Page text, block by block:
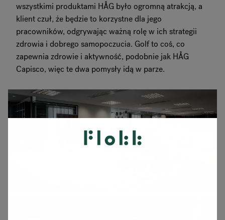
wszystkimi produktami HÅG było ogromną atrakcją, a
klient czuł, że będzie to korzystne dla jego
pracowników, odgrywając ważną rolę w ich strategii
zdrowia i dobrego samopoczucia. Golf to coś, co
zapewnia zdrowie i aktywność, podobnie jak HÅG
Capisco, więc te dwa pomysły idą w parze.